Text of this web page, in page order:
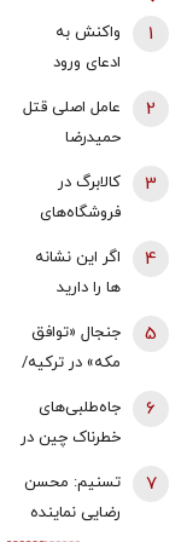
واکنش به
ادعای ورود
دقیقه قبل از
حمله به بیت
رهبری/ رییس
سازمان
محض است/
اگر چنین
داشت، خودمان
اطلاع‌رسانی
می‌کردیم
1
عامل اصلی قتل
حمیدرضا
رجب‌زاده
دستگیر شد
2
کالابرگ در
فروشگاه‌های
بزرگ هم قطع
شد
3
اگر این نشانه
ها را دارید
سریع‌تر از
سنتان پیر
می‌شود
4
جنجال «توافق
مکه» در ترکیه/
مجلس معترض
شدند/ خلاف
قانون اساسی
کشور است/
5
جاه‌طلبی‌های
خطرناک چین در
ایران و اوکراین
6
تسنیم: محسن
رضایی نماینده
7